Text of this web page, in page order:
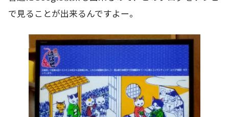
で見ることが出来るんですよー。